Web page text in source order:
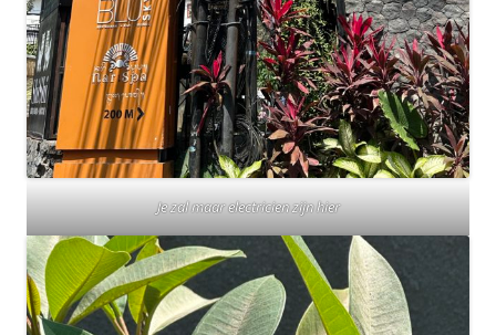
Je zal maar electricien zijn hier